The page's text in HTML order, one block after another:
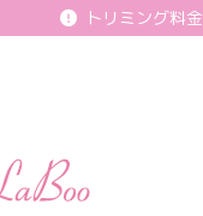
トリミング料